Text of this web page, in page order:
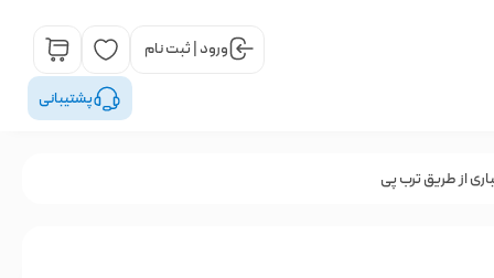
ورود | ثبت نام
پشتیبانی
از طریق ترب پی